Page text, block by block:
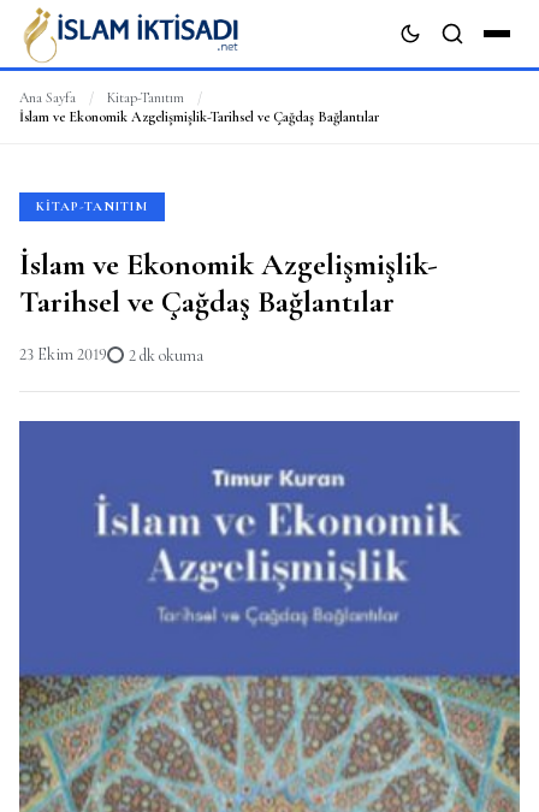
ARA
Ana Sayfa / Kitap-Tanıtım
/
İslam ve Ekonomik Azgelişmişlik-Tarihsel ve Çağdaş Bağlantılar
KITAP-TANITIM
İslam ve Ekonomik Azgelişmişlik-
Tarihsel ve Çağdaş Bağlantılar
23 Ekim 2019 2 dk okuma